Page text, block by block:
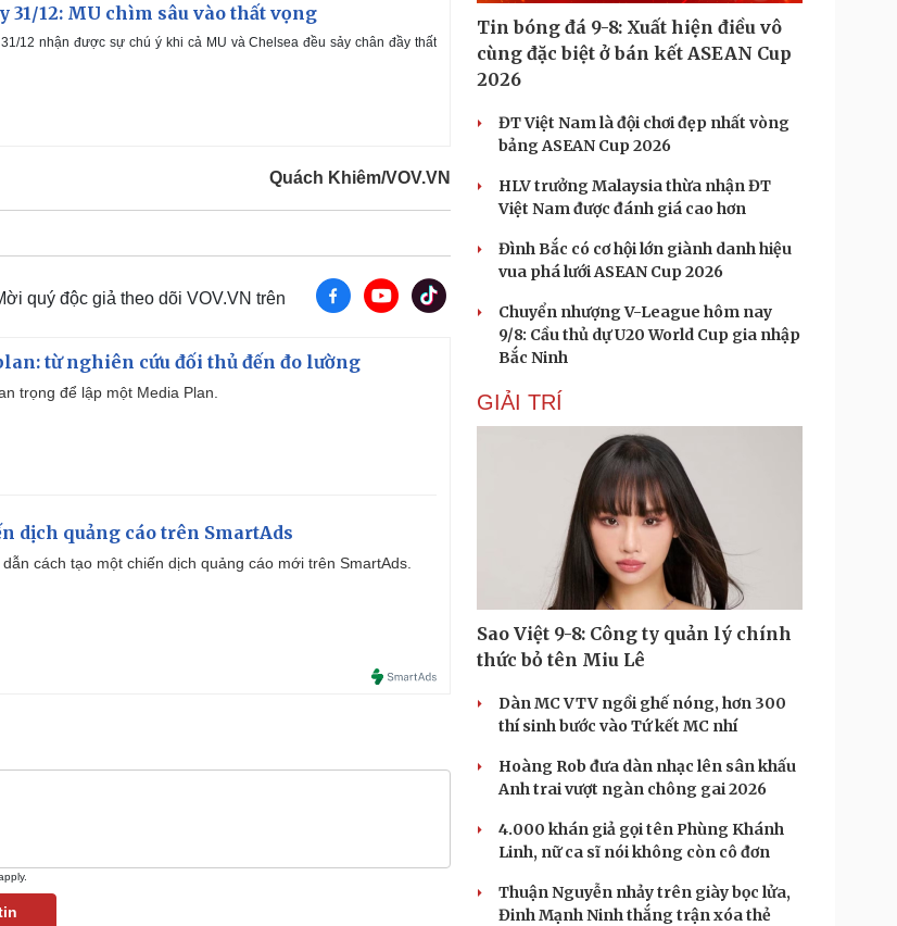
31/12: MU chìm sâu vào thất vọng
12 nhận được sự chú ý khi cả MU và Chelsea đều sảy chân đầy thất
Quách Khiêm/VOV.VN
quý độc giả theo dõi VOV.VN trên
từ nghiên cứu đối thủ đến đo lường
trọng để lập một Media Plan.
dịch quảng cáo trên SmartAds
cách tạo một chiến dịch quảng cáo mới trên SmartAds.
Tin bóng đá 9-8: Xuất hiện điều vô
cùng đặc biệt ở bán kết ASEAN Cup
2026
ĐT Việt Nam là đội chơi đẹp nhất vòng
bảng ASEAN Cup 2026
HLV trưởng Malaysia thừa nhận ĐT
Việt Nam được đánh giá cao hơn
Đình Bắc có cơ hội lớn giành danh hiệu
vua phá lưới ASEAN Cup 2026
Chuyển nhượng V-League hôm nay
9/8: Cầu thủ dự U20 World Cup gia nhập
Bắc Ninh
GIẢI TRÍ
Sao Việt 9-8: Công ty quản lý chính
thức bỏ tên Miu Lê
Dàn MC VTV ngồi ghế nóng, hơn 300
thí sinh bước vào Tứ kết MC nhí
Hoàng Rob đưa dàn nhạc lên sân khấu
Anh trai vượt ngàn chông gai 2026
4.000 khán giả gọi tên Phùng Khánh
Linh, nữ ca sĩ nói không còn cô đơn
Thuận Nguyễn nhảy trên giày bọc lửa,
Đinh Mạnh Ninh thắng trận xóa thẻ